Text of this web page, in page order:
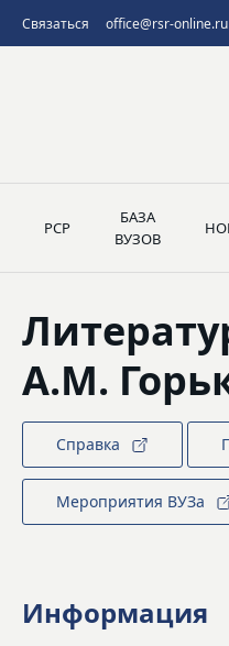
Связаться office@rsr-online.ru
РСР
БАЗА
ВУЗОВ
А.М.
Справка
Мероприятия ВУЗа
Информация